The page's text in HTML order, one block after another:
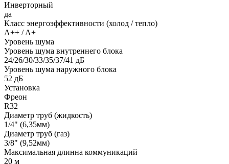
Инверторный
да
Класс энергоэффективности (холод / тепло)
A++ / A+
Уровень шума
Уровень шума внутреннего блока
24/26/30/33/35/37/41 дБ
Уровень шума наружного блока
52 дБ
Установка
Фреон
R32
Диаметр труб (жидкость)
1/4" (6,35мм)
Диаметр труб (газ)
3/8" (9,52мм)
Максимальная длинна коммуникаций
20 м